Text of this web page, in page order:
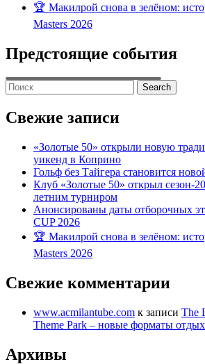
🏆 Макилрой снова в зелёном:
Masters 2026
Предстоящие события
Search
for:
Свежие записи
«Золотые 50» открыли новую
уикенд в Коприно
Гольф без Тайгера становится
Клуб «Золотые 50» открыл сезон-
летним турниром
Анонсированы даты отборочных
CUP 2026
🏆 Макилрой снова в зелёном:
Masters 2026
Свежие комментарии
www.acmilantube.com к записи The
Theme Park – новые форматы
Архивы